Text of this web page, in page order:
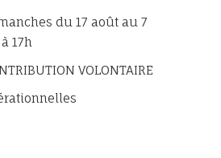
du 17 août au 7
17h
VOLONTAIRE